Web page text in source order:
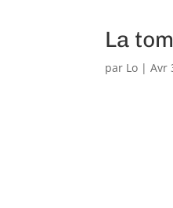
La
par Lo |Avr